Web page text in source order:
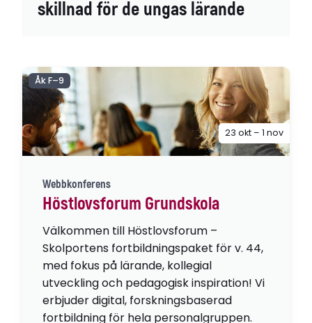
skillnad för de ungas lärande
Webbkonferens
Höstlovsforum Grundskola
Välkommen till Höstlovsforum –
Skolportens fortbildningspaket för v. 44,
med fokus på lärande, kollegial
utveckling och pedagogisk inspiration! Vi
erbjuder digital, forskningsbaserad
fortbildning för hela personalgruppen.
Åk F–9
23 okt – 1 nov